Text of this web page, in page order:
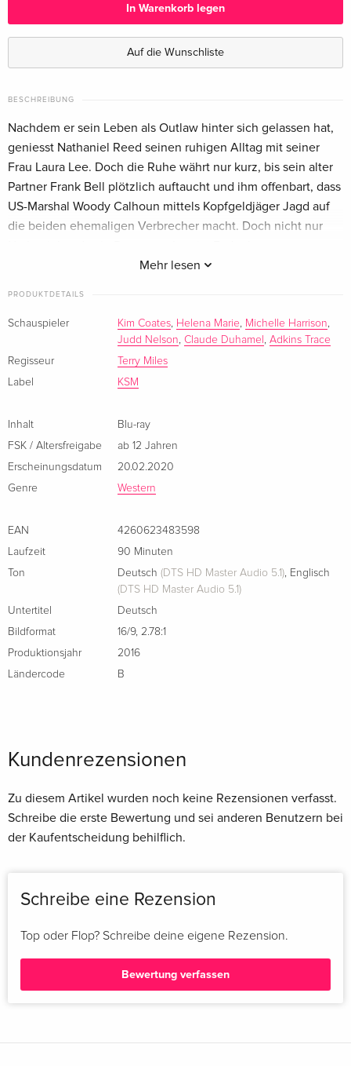
4K Ultra HD + Blu-ray
vergriffen
In Warenkorb legen
Auf die Wunschliste
BESCHREIBUNG
Mehr lesen
Nachdem er sein Leben als Outlaw hinter sich gelassen hat,
geniesst Nathaniel Reed seinen ruhigen Alltag mit seiner
Frau Laura Lee. Doch die Ruhe währt nur kurz, bis sein alter
Partner Frank Bell plötzlich auftaucht und ihm offenbart, dass
US-Marshal Woody Calhoun mittels Kopfgeldjäger Jagd auf
die beiden ehemaligen Verbrecher macht. Doch nicht nur
Calhoun, auch Laura Lee ist in grosser Gefahr.
Nachdem er sein Leben als Outlaw hinter sich gelassen hat,
geniesst Nathaniel Reed seinen ruhigen Alltag mit seiner
Frau Laura Lee. Doch die Ruhe währt nur kurz, bis sein alter
Partner Frank Bell plötzlich auftaucht und ihm offenbart, dass
US-Marshal Woody Calhoun mittels Kopfgeldjäger Jagd auf
Calhoun, auch Laura Lee ist in grosser Gefahr. (1 Blu-ray)
Namhaft besetzter, klassischer Western, der die wahre
Geschichte von Outlaw Nathaniel Reed aka. Texas Jack
actiongeladen nacherzählt!
PRODUKTDETAILS
Schauspieler Kim Coates, Helena Marie, Michelle Harrison,
Judd Nelson, Claude Duhamel , Adkins Trace
Regisseur
Terry Miles
Label
KSM
Inhalt
Blu-ray
FSK / Altersfreigabe
ab 12 Jahren
Erscheinungsdatum
20.02.2020
Genre
Western
EAN
4260623483598
Laufzeit
90 Minuten
Ton
Deutsch (DTS HD Master Audio 5.1), Englisch
(DTS HD Master Audio 5.1)
Untertitel
Deutsch
Bildformat
16/9, 2.78:1
Produktionsjahr
2016
Ländercode
B
Kundenrezensionen
Zu diesem Artikel wurden noch keine Rezensionen verfasst.
Schreibe die erste Bewertung und sei anderen Benutzern bei
der Kaufentscheidung behilflich.
Schreibe eine Rezension
Top oder Flop? Schreibe deine eigene Rezension.
Bewertung verfassen